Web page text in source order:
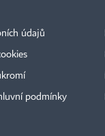
údajů
podmínky